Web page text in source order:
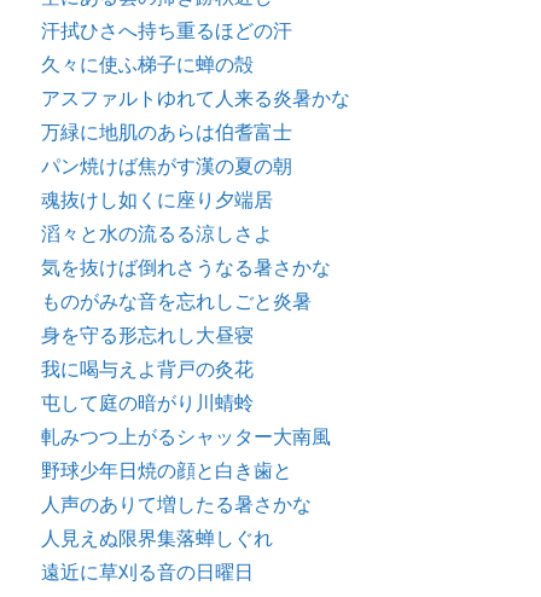
汗拭ひさへ持ち重るほどの汗
久々に使ふ梯子に蝉の殻
アスファルトゆれて人来る炎暑かな
万緑に地肌のあらは伯耆富士
パン焼けば焦がす漢の夏の朝
魂抜けし如くに座り夕端居
滔々と水の流るる涼しさよ
気を抜けば倒れさうなる暑さかな
ものがみな音を忘れしごと炎暑
身を守る形忘れし大昼寝
我に喝与えよ背戸の灸花
屯して庭の暗がり川蜻蛉
軋みつつ上がるシャッター大南風
野球少年日焼の顔と白き歯と
人声のありて増したる暑さかな
人見えぬ限界集落蝉しぐれ
遠近に草刈る音の日曜日